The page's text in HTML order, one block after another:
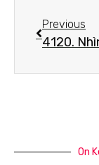
Previous
4120.
On